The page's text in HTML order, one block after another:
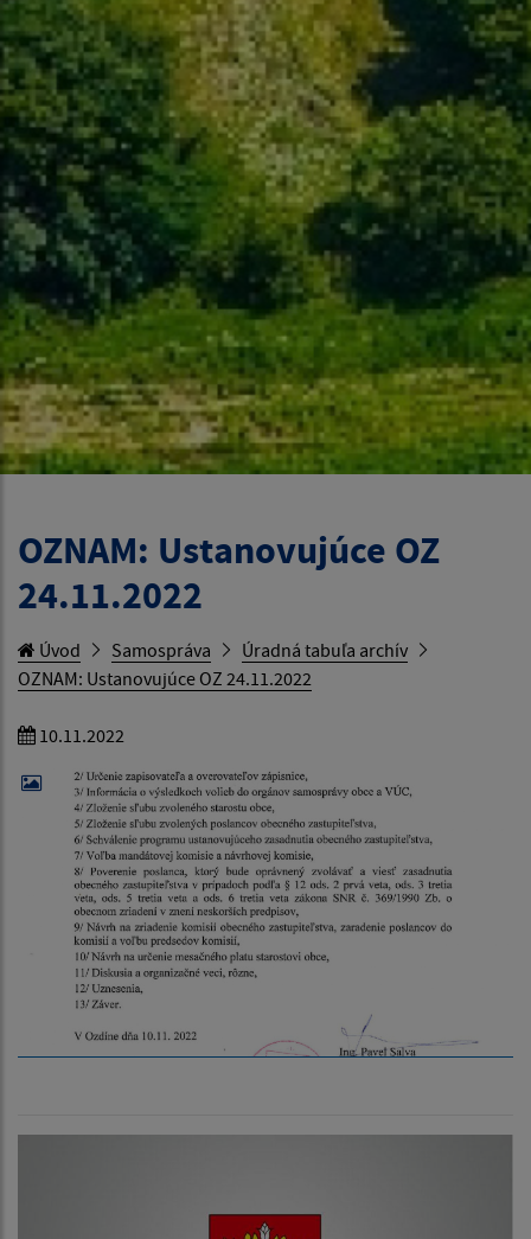
OZNAM: Ustanovujúce OZ
24.11.2022
Úvod Samospráva
Úradná tabuľa archív
OZNAM: Ustanovujúce OZ 24.11.2022
10.11.2022